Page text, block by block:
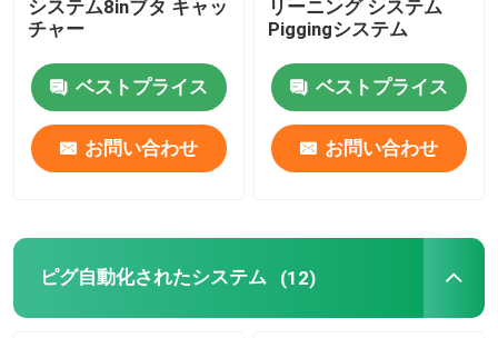
システム8inブタ キャッ
チャー
ベストプライス
お問い合わせ
リーニング システム
Piggingシステム
ベストプライス
お問い合わせ
ピグ自動化されたシステム (12)